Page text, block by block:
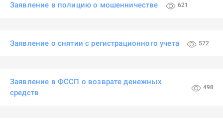
Заявление в полицию о мошенничестве 621
Заявление о снятии с регистрационного учета 572
Заявление в ФССП о возврате денежных
средств
498